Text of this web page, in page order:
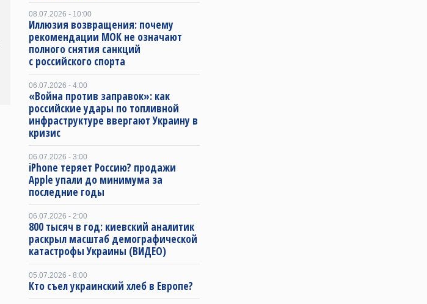
08.07.2026 - 10:00
Иллюзия возвращения: почему
рекомендации МОК не означают
полного снятия санкций
с российского спорта
06.07.2026 - 4:00
«Война против заправок»: как
российские удары по топливной
инфраструктуре ввергают Украину в
кризис
06.07.2026 - 3:00
iPhone теряет Россию? продажи
Apple упали до минимума за
последние годы
06.07.2026 - 2:00
800 тысяч в год: киевский аналитик
раскрыл масштаб демографической
катастрофы Украины (ВИДЕО)
05.07.2026 - 8:00
Кто съел украинский хлеб в Европе?